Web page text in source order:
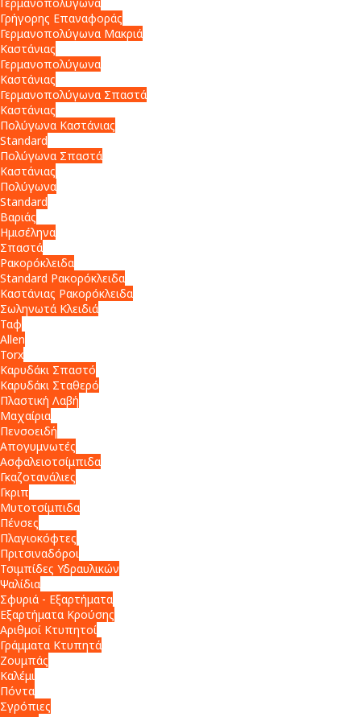
Γρήγορης Επαναφοράς
Γερμανοπολύγωνα Μακριά
Καστάνιας
Γερμανοπολύγωνα
Καστάνιας
Γερμανοπολύγωνα Σπαστά
Καστάνιας
Πολύγωνα Καστάνιας
Standard
Πολύγωνα Σπαστά
Καστάνιας
Πολύγωνα
Standard
Βαριάς
Ημισέληνα
Σπαστά
Ρακορόκλειδα
Standard Ρακορόκλειδα
Καστάνιας Ρακορόκλειδα
Σωληνωτά Κλειδιά
Ταφ
Allen
Torx
Καρυδάκι Σπαστό
Καρυδάκι Σταθερό
Πλαστική Λαβή
Μαχαίρια
Πενσοειδή
Απογυμνωτές
Ασφαλειοτσίμπιδα
Γκαζοτανάλιες
Γκριπ
Μυτοτσίμπιδα
Πένσες
Πλαγιοκόφτες
Πριτσιναδόροι
Τσιμπίδες Υδραυλικών
Ψαλίδια
Σφυριά - Εξαρτήματα
Εξαρτήματα Κρούσης
Αριθμοί Κτυπητοί
Γράμματα Κτυπητά
Ζουμπάς
Καλέμι
Πόντα
Σγρόπιες